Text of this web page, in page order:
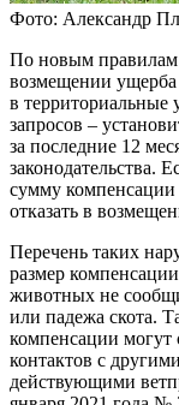
Фото: Александр
По новым правилам
возмещении ущерба
в территориальные
запросов –
за последние 12
законодательства.
сумму компенсации
отказать в
Перечень таких
размер
животных не
или падежа скота.
компенсации могут
контактов с
действующими